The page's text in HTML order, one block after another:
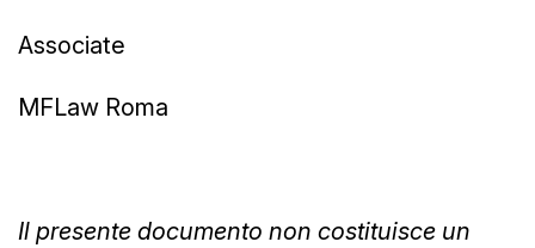
Associate
MFLaw Roma
Il presente documento non costituisce un